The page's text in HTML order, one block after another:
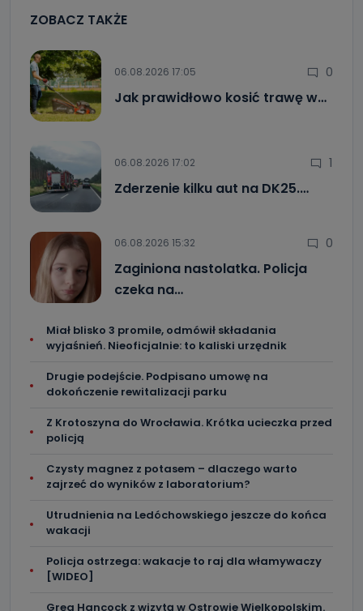
ZOBACZ TAKŻE
06.08.2026 17:05 0
Jak prawidłowo kosić trawę w…
06.08.2026 17:02 1
Zderzenie kilku aut na DK25.…
06.08.2026 15:32 0
Zaginiona nastolatka. Policja
czeka na…
Miał blisko 3 promile, odmówił składania
wyjaśnień. Nieoficjalnie: to kaliski urzędnik
Drugie podejście. Podpisano umowę na
dokończenie rewitalizacji parku
Z Krotoszyna do Wrocławia. Krótka ucieczka przed
policją
Czysty magnez z potasem – dlaczego warto
zajrzeć do wyników z laboratorium?
Utrudnienia na Ledóchowskiego jeszcze do końca
wakacji
Policja ostrzega: wakacje to raj dla włamywaczy
[WIDEO]
Greg Hancock z wizytą w Ostrowie Wielkopolskim.